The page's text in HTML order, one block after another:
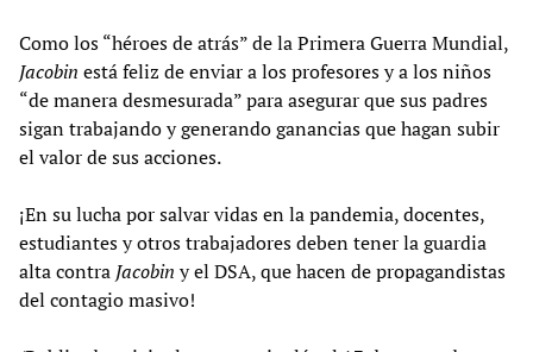
Como los “héroes de atrás” de la Primera Guerra Mundial,
Jacobin está feliz de enviar a los profesores y a los niños
“de manera desmesurada” para asegurar que sus padres
sigan trabajando y generando ganancias que hagan subir
el valor de sus acciones.
¡En su lucha por salvar vidas en la pandemia, docentes,
estudiantes y otros trabajadores deben tener la guardia
alta contra Jacobin y el DSA, que hacen de propagandistas
del contagio masivo!